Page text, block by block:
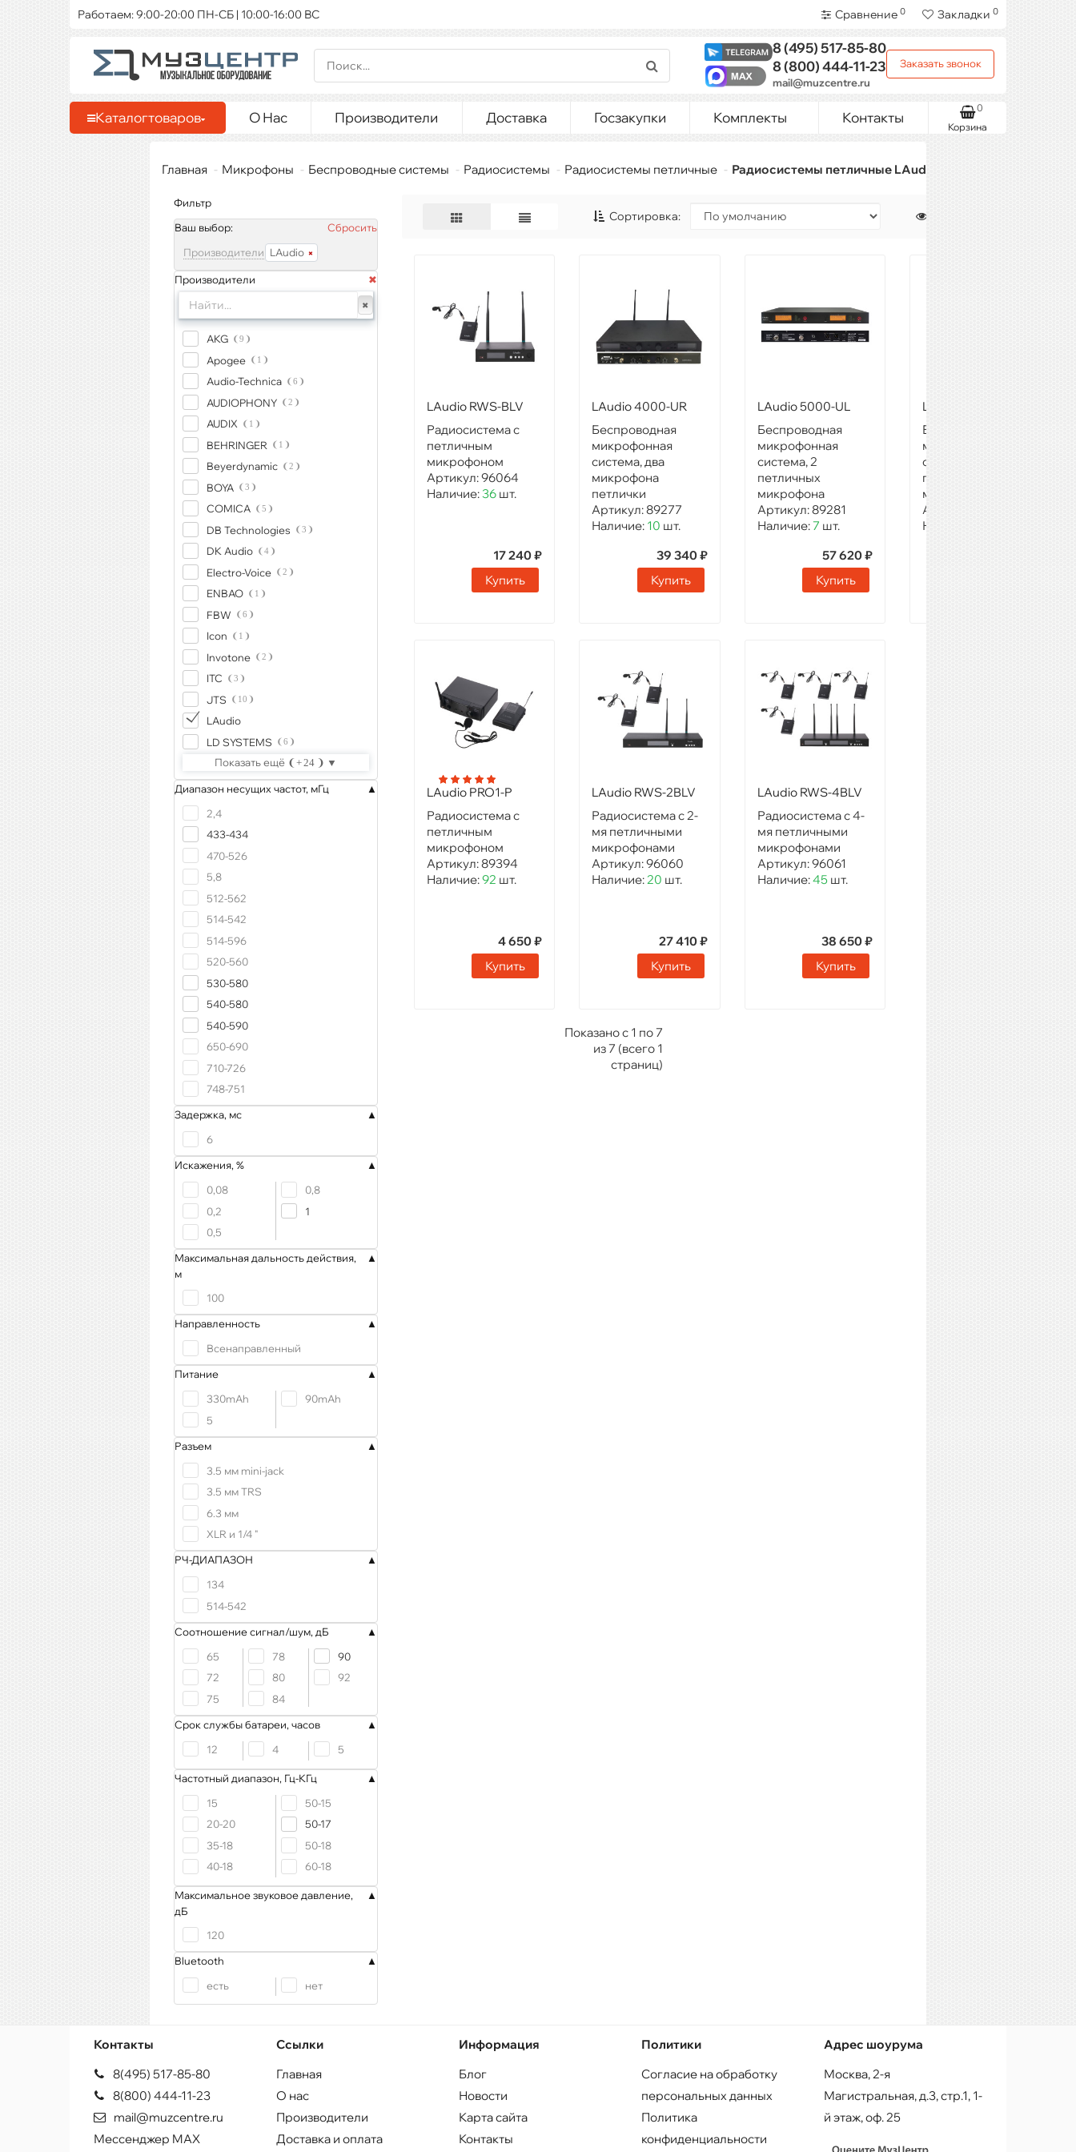
Работаем: 9:00-20:00 ПН-СБ | 10:00-16:00 ВС Сравнение 0 Закладки 0
8 (495)517-85-80
8 (800)444-11-23
mail@muzcentre.ru
Заказать звонок
Каталогтоваров О Нас Производители Доставка Госзакупки Комплекты Контакты
Корзина
0
Главная Микрофоны Беспроводные системы Радиосистемы Радиосистемы петличные Радиосистемы петличные LAudio
Фильтр
Ваш выбор:
Сбросить
Производители LAudio
Производители
AKG 9
Apogee 1
Audio-Technica 6
AUDIOPHONY 2
AUDIX 1
BEHRINGER 1
Beyerdynamic 2
BOYA 3
COMICA 5
DB Technologies 3
DK Audio 4
Electro-Voice 2
ENBAO 1
FBW 6
Icon 1
Invotone 2
ITC 3
JTS 10
LAudio
LD SYSTEMS
6
Показать ещё 24
Диапазон несущих частот, мГц
2,4
433-434
470-526
5,8
512-562
514-542
514-596
520-560
530-580
540-580
540-590
650-690
710-726
748-751
Задержка, мс
6
Искажения, %
0,08
0,2
0,5
0,8
1
Максимальная дальность действия,
м
100
Направленность
Всенаправленный
Питание
330mAh
5
90mAh
Разъем
3.5 мм mini-jack
3.5 мм TRS
6.3 мм
XLR и 1/4 "
РЧ-ДИАПАЗОН
134
514-542
Соотношение сигнал/шум, дБ
65
72
75
78
80
84
90
92
Срок службы батареи, часов
12
4 5
Частотный диапазон, Гц-КГц
15
20-20
35-18
40-18
50-15
50-17
50-18
60-18
Максимальное звуковое давление,
дБ
120
Bluetooth
есть
нет
Сортировка:
LAudio RWS-BLV
Радиосистема с
петличным
микрофоном
Артикул:96064
Наличие:36 шт.
17 240 ₽
Купить
LAudio 4000-UR
Беспроводная
микрофонная
система, два
микрофона
петлички
Артикул:89277
Наличие: 10 шт.
39 340 ₽
Купить
LAudio 5000-UL
Беспроводная
микрофонная
система, 2
петличных
микрофона
Артикул:89281
Наличие:7 шт.
57 620 ₽
Купить
LAudio 6000-UL
Беспроводная
микрофонная
система, 2
петличных
микрофона
Артикул:
Наличие:
LAudio PRO1-P
Радиосистема с
петличным
микрофоном
Артикул:89394
Наличие:92 шт.
4 650 ₽
Купить
LAudio RWS-2BLV
Радиосистема с 2-
мя петличными
микрофонами
Артикул:96060
Наличие: 20 шт.
27 410 ₽
Купить
LAudio RWS-4BLV
Радиосистема с 4-
мя петличными
микрофонами
Артикул:96061
Наличие:45шт.
38 650 ₽
Купить
Показано с 1 по 7
из 7 (всего 1
страниц)
Контакты
8(495) 517-85-80
8(800) 444-11-23
mail@muzcentre.ru
Мессенджер MAX
Ссылки
Главная
О нас
Производители
Доставка и оплата
Информация
Блог
Новости
Карта сайта
Контакты
Политики
Согласие на обработку
персональных данных
Политика
конфиденциальности
Адрес шоурума
Москва, 2-я
Магистральная, д.3, стр.1, 1-
й этаж, оф. 25